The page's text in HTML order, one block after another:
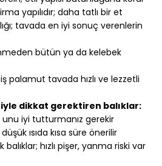
yapılıdır; daha tatlı bir et
tavada en iyi sonuç verenlerin
bütün ya da kelebek
palamut tavada hızlı ve lezzetli
dikkat gerektiren balıklar:
unu iyi tutturmanız gerekir
düşük ısıda kısa süre önerilir
hızlı pişer, yanma riski var